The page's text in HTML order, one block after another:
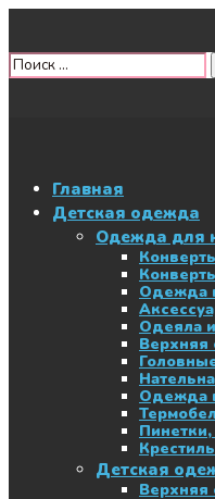
Главная
Детская одежда
Одежда для
Одежда
Одеяла
Одежда
Пинетки,
Детская